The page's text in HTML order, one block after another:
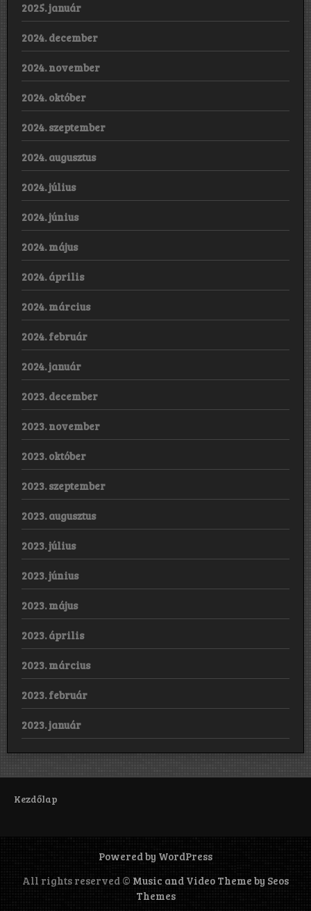
2025. január
2024. december
2024. november
2024. október
2024. szeptember
2024. augusztus
2024. július
2024. június
2024. május
2024. április
2024. március
2024. február
2024. január
2023. december
2023. november
2023. október
2023. szeptember
2023. augusztus
2023. július
2023. június
2023. május
2023. április
2023. március
2023. február
2023. január
Kezdőlap
Powered by WordPress
All rights reserved © Music and Video Theme by Seos
Themes